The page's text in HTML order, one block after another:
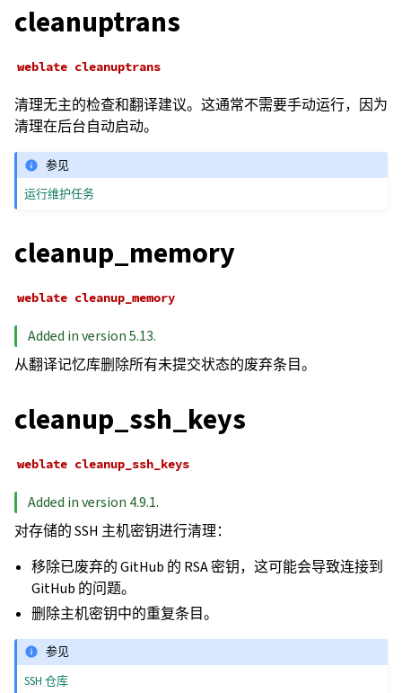
cleanuptrans
weblate cleanuptrans
清理无主的检查和翻译建议。这通常不需要手动运行，因为
清理在后台自动启动。
参见
运行维护任务
cleanup_memory
weblate cleanup_memory
Added in version 5.13.
从翻译记忆库删除所有未提交状态的废弃条目。
cleanup_ssh_keys
weblate cleanup_ssh_keys
Added in version 4.9.1.
对存储的 SSH 主机密钥进行清理：
移除已废弃的 GitHub 的 RSA 密钥，这可能会导致连接到
GitHub 的问题。
删除主机密钥中的重复条目。
参见
SSH 仓库